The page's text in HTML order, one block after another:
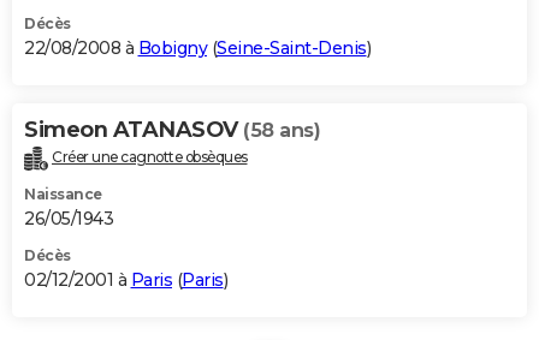
Décès
22/08/2008 à Bobigny(Seine-Saint-Denis)
Simeon ATANASOV (58 ans)
Créer une cagnotte obsèques
Naissance
26/05/1943
Décès
02/12/2001 à Paris (Paris)